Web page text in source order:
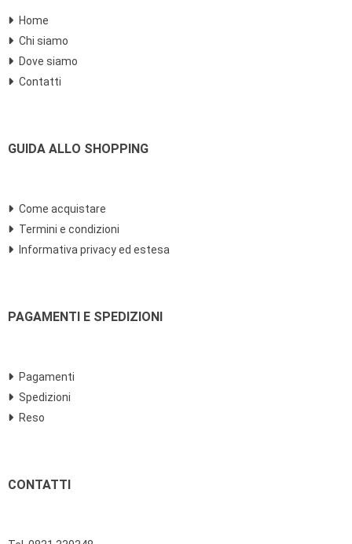
Home
Chi siamo
Dove siamo
Contatti
GUIDA ALLO SHOPPING
Come acquistare
Termini e condizioni
Informativa privacy ed estesa
PAGAMENTI E SPEDIZIONI
Pagamenti
Spedizioni
Reso
CONTATTI